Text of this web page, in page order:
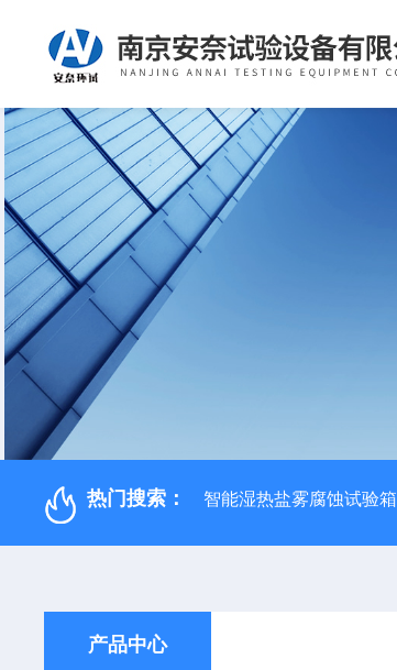
热门搜索： 智能湿热盐雾腐蚀试验箱
产品中心